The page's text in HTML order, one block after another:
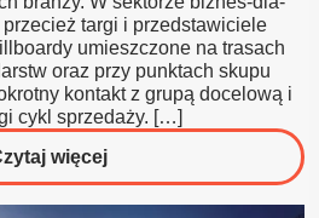
targi i przedstawiciele
umieszczone na trasach
oraz przy punktach skupu
kontakt z grupą docelową i
cykl sprzedaży. […]
więcejo
Marketing